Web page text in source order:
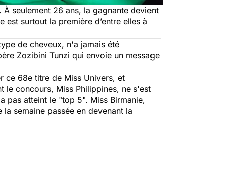
seulement 26 ans, la gagnante devient
surtout la première d’entre elles à
de cheveux, n'a jamais été
Zozibini Tunzi qui envoie un message
ce 68e titre de Miss Univers, et
le concours, Miss Philippines, ne s'est
pas atteint le "top 5". Miss Birmanie,
semaine passée en devenant la